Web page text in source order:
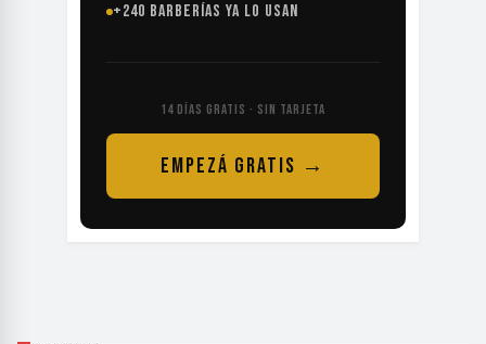
+240 BARBERÍAS YA LO USAN
14 DÍAS GRATIS · SIN TARJETA
EMPEZÁ GRATIS →